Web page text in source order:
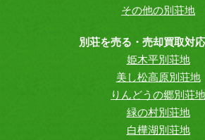
その他の別荘地
別荘を売る・売却買取対
姫木平別荘地
美し松高原別荘地
りんどうの郷別荘地
緑の村別荘地
白樺湖別荘地